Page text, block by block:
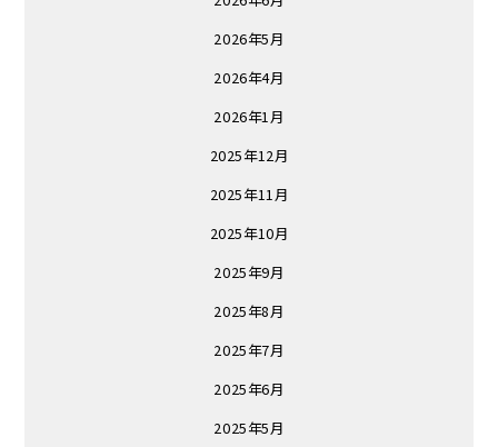
2026年5月
2026年4月
2026年1月
2025年12月
2025年11月
2025年10月
2025年9月
2025年8月
2025年7月
2025年6月
2025年5月